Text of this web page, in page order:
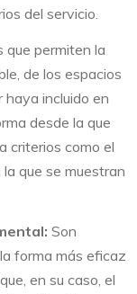
del servicio.
que permiten la
de los espacios
haya incluido en
desde la que
criterios como el
que se muestran
Son
forma más eficaz
en su caso, el